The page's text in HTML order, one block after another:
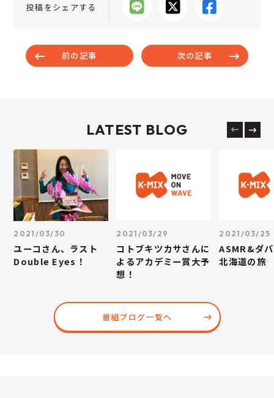
投稿をシェアする
前の記事 次の記事
LATEST BLOG
2021/03/30
ユーコさん、ラスト
Double Eyes！
2021/03/29
コトブキツカサさんに
よるアカデミー賞大予
想！
2021/03/25
ASMR&ダ
北海道の旅
番組ブログ一覧へ